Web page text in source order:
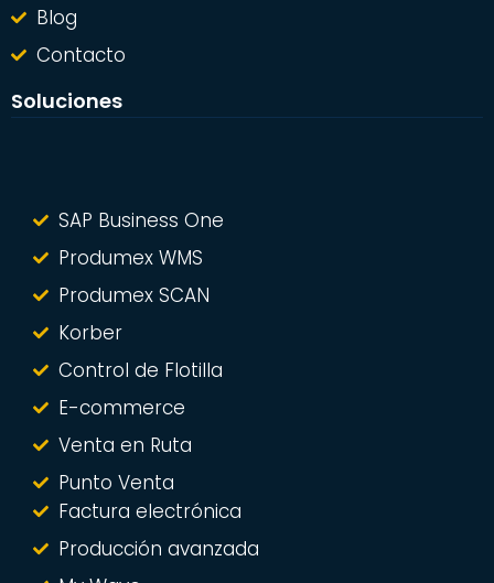
Blog
Contacto
Soluciones
SAP Business One
Produmex WMS
Produmex SCAN
Korber
Control de Flotilla
E-commerce
Venta en Ruta
Punto Venta
Factura electrónica
Producción avanzada